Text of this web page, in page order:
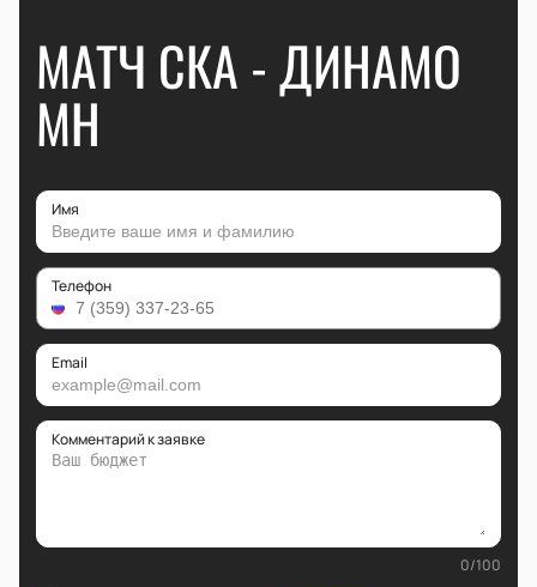
МАТЧ СКА - ДИНАМО
МН
Имя
Телефон
Email
Комментарий к заявке
0/100